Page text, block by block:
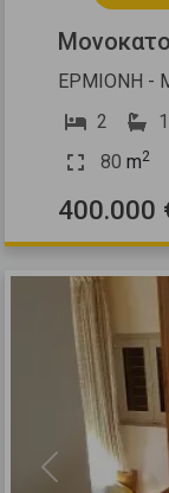
ΕΡΜΙΟΝΗ -
2
1
80 m2
400.000
Previous